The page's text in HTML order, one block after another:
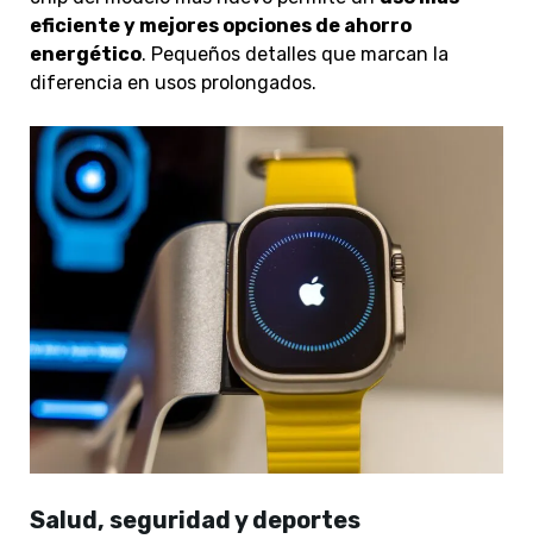
eficiente y mejores opciones de ahorro
energético. Pequeños detalles que marcan la
diferencia en usos prolongados.
Salud, seguridad y deportes